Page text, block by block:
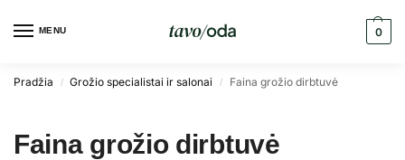
MENU 0
Pradžia / Grožio specialistai ir salonai / Faina grožio dirbtuvė
Faina grožio dirbtuvė